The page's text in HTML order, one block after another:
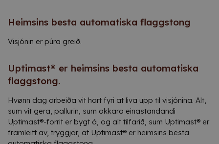
Heimsins besta automatiska flaggstong
Visjónin er púra greið.
Uptimast® er heimsins besta automatiska
flaggstong.
Hvønn dag arbeiða vit hart fyri at liva upp til visjónina. Alt,
sum vit gera, pallurin, sum okkara einastandandi
Uptimast®-forrit er bygt á, og alt tilfarið, sum Uptimast® er
framleitt av, tryggjar, at Uptimast® er heimsins besta